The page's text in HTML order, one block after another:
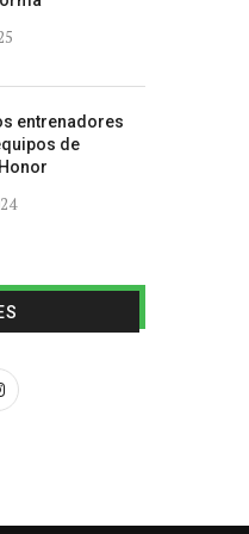
entrenadores
de